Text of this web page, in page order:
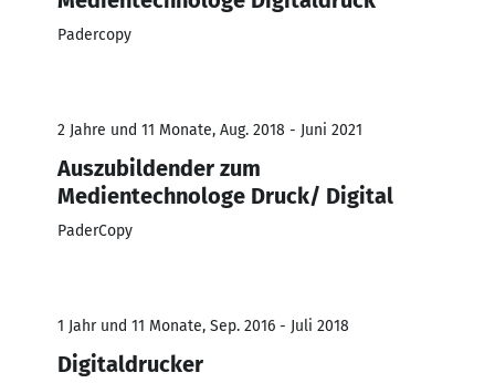
Padercopy
2 Jahre und 11 Monate, Aug. 2018 - Juni 2021
Auszubildender zum
Medientechnologe Druck/ Digital
PaderCopy
1 Jahr und 11 Monate, Sep. 2016 - Juli 2018
Digitaldrucker